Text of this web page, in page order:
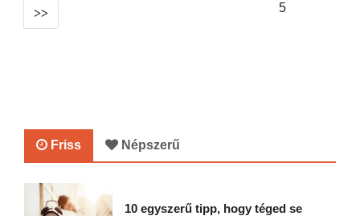
5
Friss Népszerű
10 egyszerű tipp, hogy téged se